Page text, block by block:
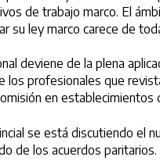
de trabajo marco. El
ley marco carece de
deviene de la plena
profesionales que
en
se está discutiendo el
de los acuerdos paritarios.